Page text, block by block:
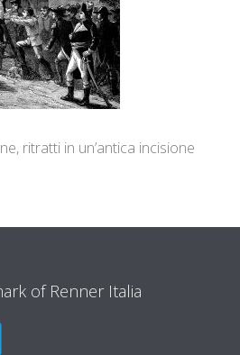
ritratti in un’antica incisione
of Renner Italia